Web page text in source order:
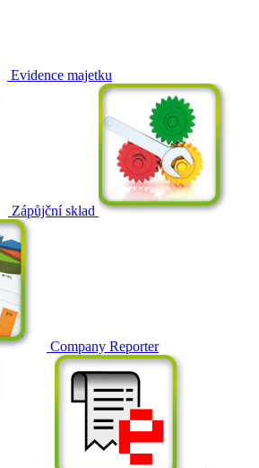
Evidence majetku
Zápůjční sklad
Company Reporter